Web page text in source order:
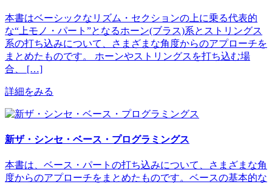
本書はベーシックなリズム・セクションの上に乗る代表的
な“上モノ・パート”となるホーン(ブラス)系とストリングス
系の打ち込みについて、さまざまな角度からのアプローチを
まとめたものです。 ホーンやストリングスを打ち込む場
合、 […]
詳細をみる
新ザ・シンセ・ベース・プログラミングス
本書は、ベース・パートの打ち込みについて、さまざまな角
度からのアプローチをまとめたものです。ベースの基本的な